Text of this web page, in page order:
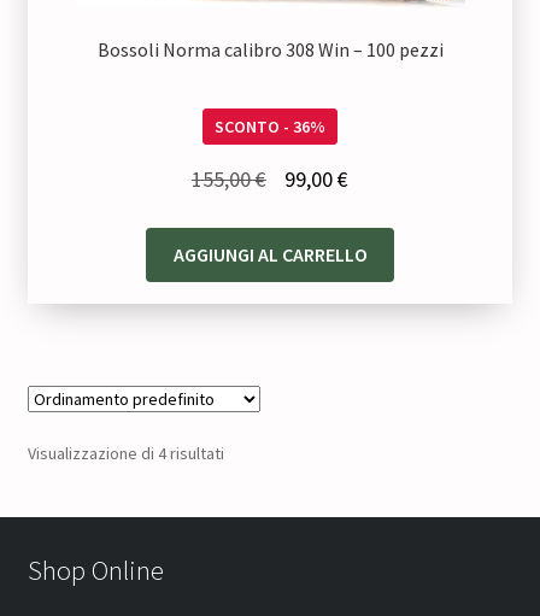
Bossoli Norma calibro 308 Win – 100 pezzi
SCONTO - 36%
155,00€
originale
era:
99,00€Il
attuale
è:
AGGIUNGI AL CARRELLO
Visualizzazione di 4 risultati
Shop Online